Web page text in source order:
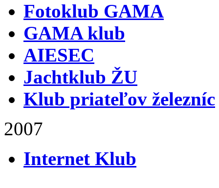
Fotoklub GAMA
GAMA klub
AIESEC
Jachtklub ŽU
Klub priateľov železníc
2007
Internet Klub